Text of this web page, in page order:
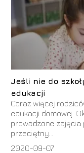
Jeśli nie do
edukacji
Coraz więcej
edukacji domowej.
prowadzone zajęcia
przeciętny...
2020-09-07